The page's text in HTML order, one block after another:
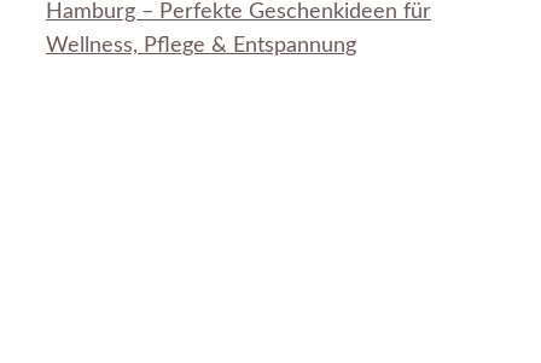
Hamburg – Perfekte Geschenkideen für
Wellness, Pflege & Entspannung